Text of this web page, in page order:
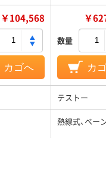
￥104,568
カゴへ
￥
数量
カ
テストー
熱線式、ベー